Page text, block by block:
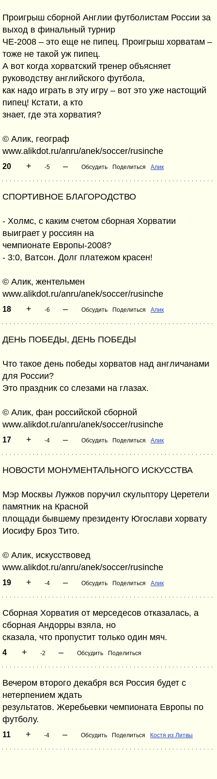
Проигрыш сборной Англии футболистам России за
выход в финальный турнир
ЧЕ-2008 – это еще не пипец. Проигрыш хорватам –
тоже не такой уж пипец.
А вот когда хорватский тренер объясняет
руководству английского футбола,
как надо играть в эту игру – вот это уже настощий
пипец! Кстати, а кто
знает, где эта хорватия?
© Алик, географ
www.alikdot.ru/anru/anek/soccer/rusinche
20 + -5 – Обсудить Поделиться Алик
СПОРТИВНОЕ БЛАГОРОДСТВО
- Холмс, с каким счетом сборная Хорватии
выиграет у россиян на
чемпионате Европы-2008?
- 3:0, Ватсон. Долг платежом красен!
© Алик, жентельмен
www.alikdot.ru/anru/anek/soccer/rusinche
18 + -6 – Обсудить Поделиться Алик
ДЕНЬ ПОБЕДЫ, ДЕНЬ ПОБЕДЫ
Что такое день победы хорватов над англичанами
для России?
Это праздник со слезами на глазах.
© Алик, фан российской сборной
www.alikdot.ru/anru/anek/soccer/rusinche
17 + -4 – Обсудить Поделиться Алик
НОВОСТИ МОНУМЕНТАЛЬНОГО ИСКУССТВА
Мэр Москвы Лужков поручил скульптору Церетели
памятник на Красной
площади бывшему президенту Югослави хорвату
Иосифу Броз Тито.
© Алик, искусствовед
www.alikdot.ru/anru/anek/soccer/rusinche
19 + -4 – Обсудить Поделиться Алик
Сборная Хорватия от мерседесов отказалась, а
сборная Андорры взяла, но
сказала, что пропустит только один мяч.
4 + -2 – Обсудить Поделиться
Вечером второго декабря вся Россия будет с
нетерпением ждать
результатов. Жеребьевки чемпионата Европы по
футболу.
11 + -4 – Обсудить Поделиться Костя из Литвы